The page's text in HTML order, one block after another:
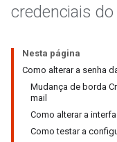
credenciais
Nesta página
Como alterar a senha
Mudança de borda
mail
Como alterar a
Como testar a